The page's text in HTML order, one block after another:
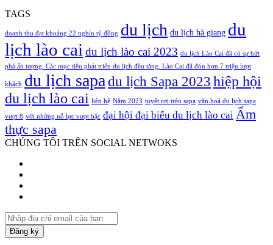
TAGS
doanh thu đạt khoảng 22 nghìn tỷ đồng du lịch du lịch hà giang du
lịch lào cai du lịch lào cai 2023 du lịch Lào Cai đã có sự bứt
phá ấn tượng. Các mục tiêu phát triển du lịch đều tăng. Lào Cai đã đón hơn 7 triệu lượt
khách du lịch sapa du lịch Sapa 2023 hiệp hội
du lịch lào cai liên hệ Năm 2023 tuyết rơi trên sapa văn hoá du lịch sapa
vượt 8 với những nỗ lực vượt bậc đại hội đại biểu du lịch lào cai Ẩm
thực sapa
CHÚNG TÔI TRÊN SOCIAL NETWOKS
Nhập
địa
chỉ